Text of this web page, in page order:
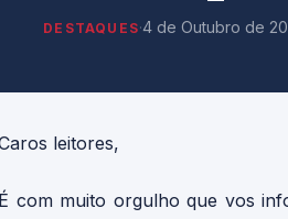
DESTAQUES·4 de Outubro de
leitores,
É com muito orgulho que vos